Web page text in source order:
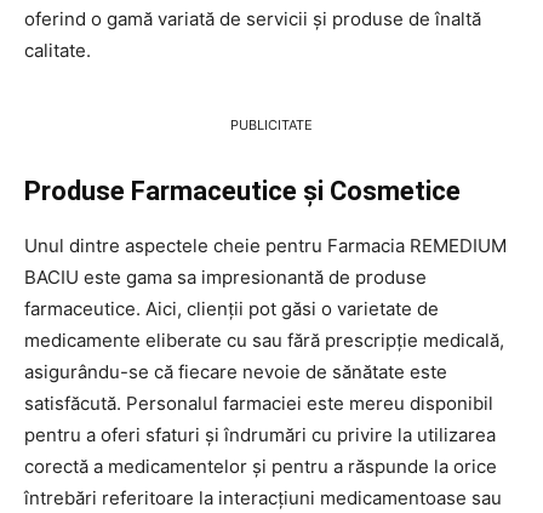
oferind o gamă variată de servicii și produse de înaltă
calitate.
PUBLICITATE
Produse Farmaceutice și Cosmetice
Unul dintre aspectele cheie pentru Farmacia REMEDIUM
BACIU este gama sa impresionantă de produse
farmaceutice. Aici, clienții pot găsi o varietate de
medicamente eliberate cu sau fără prescripție medicală,
asigurându-se că fiecare nevoie de sănătate este
satisfăcută. Personalul farmaciei este mereu disponibil
pentru a oferi sfaturi și îndrumări cu privire la utilizarea
corectă a medicamentelor și pentru a răspunde la orice
întrebări referitoare la interacțiuni medicamentoase sau